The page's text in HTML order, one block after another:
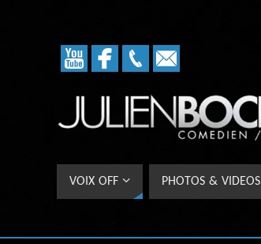
VOIX OFF PHOTOS & VIDEOS